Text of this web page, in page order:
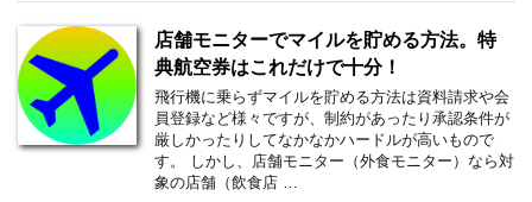
店舗モニターでマイルを貯める方法。特
典航空券はこれだけで十分！
飛行機に乗らずマイルを貯める方法は資料請求や会
員登録など様々ですが、制約があったり承認条件が
厳しかったりしてなかなかハードルが高いもので
す。 しかし、店舗モニター（外食モニター）なら対
象の店舗（飲食店 …